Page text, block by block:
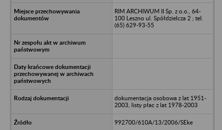
RIM ARCHIWUM II Sp. z o.o., 64-
100 Leszno ul. Spółdzielcza 2 ; tel.
(65) 629-93-55
dokumentacja osobowa z lat 1951-
2003, listy płac z lat 1978-2003
992700/610A/13/2006/SEke